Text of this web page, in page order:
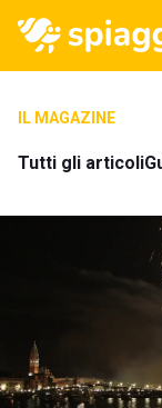
IL MAGAZINE
Tutti gli articoli